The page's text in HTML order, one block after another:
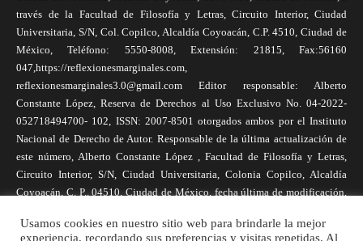
través de la Facultad de Filosofía y Letras, Circuito Interior, Ciudad
Universitaria, S/N, Col. Copilco, Alcaldía Coyoacán, C.P. 4510, Ciudad de
México, Teléfono: 5550-8008, Extensión: 21815, Fax:56160
047,https://reflexionesmarginales.com,
reflexionesmarginales3.0@gmail.com Editor responsable: Alberto
Constante López, Reserva de Derechos al Uso Exclusivo No. 04-2022-
052718494700- 102, ISSN: 2007-8501 otorgados ambos por el Instituto
Nacional de Derecho de Autor. Responsable de la última actualización de
este número, Alberto Constante López , Facultad de Filosofía y Letras,
Circuito Interior, S/N, Ciudad Universitaria, Colonia Copilco, Alcaldía
Coyoacán, C. P., 04510, Ciudad de México, fecha última de modificación,
necesariamente reflejan la postura de la revista, ni de Universidad Nacional
Usamos cookies en nuestro sitio web para brindarle la mejor
experiencia, recordando sus preferencias y visitas repetidas. Al